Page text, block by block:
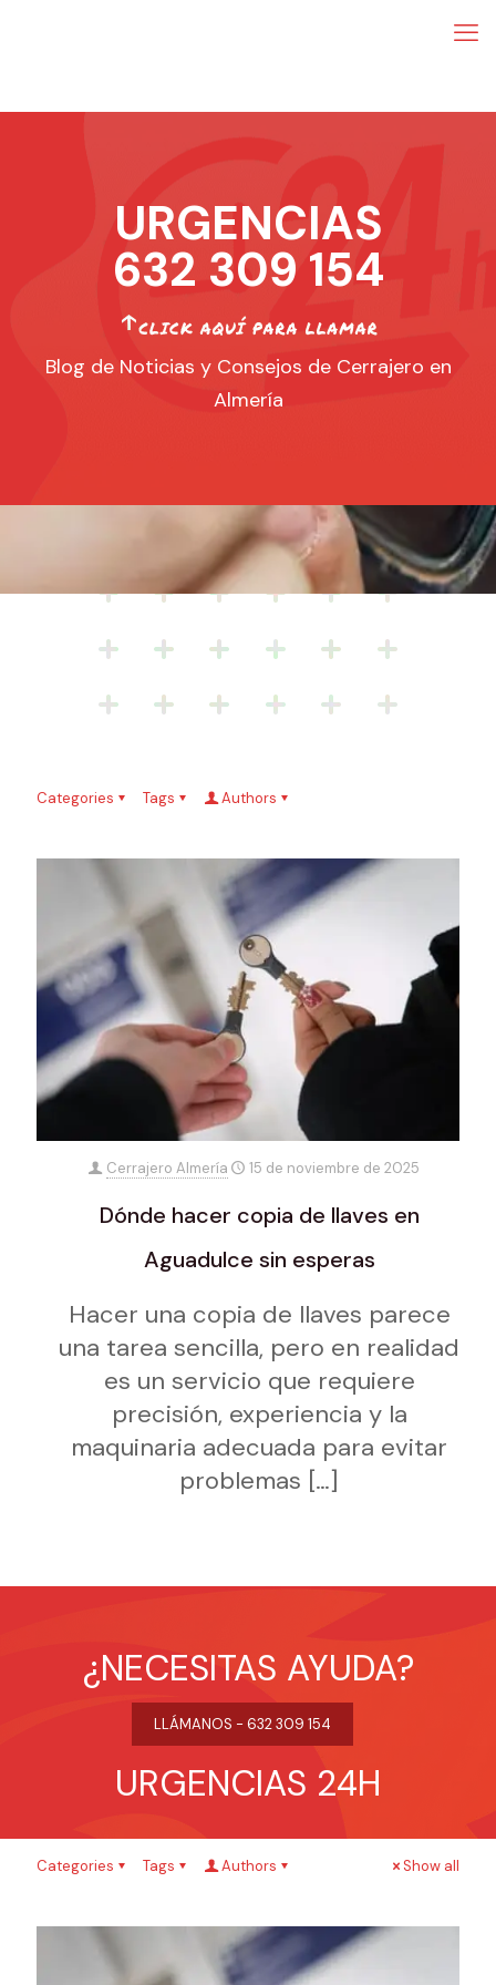
URGENCIAS
632 309 154
Blog de Noticias y Consejos de Cerrajero en
Almería
Categories Tags Authors
Cerrajero Almería 15 de noviembre de 2025
Dónde hacer copia de llaves en
Aguadulce sin esperas
Hacer una copia de llaves parece
una tarea sencilla, pero en realidad
es un servicio que requiere
precisión, experiencia y la
maquinaria adecuada para evitar
problemas […]
¿NECESITAS AYUDA?
LLÁMANOS - 632 309 154
URGENCIAS 24H
Categories Tags Authors Show all